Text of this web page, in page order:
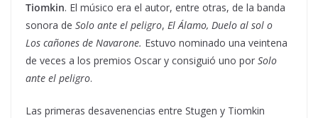
Tiomkin. El músico era el autor, entre otras, de la banda
sonora de Solo ante el peligro, El Álamo, Duelo al sol o
Los cañones de Navarone. Estuvo nominado una veintena
de veces a los premios Oscar y consiguió uno por Solo
ante el peligro.
Las primeras desavenencias entre Stugen y Tiomkin